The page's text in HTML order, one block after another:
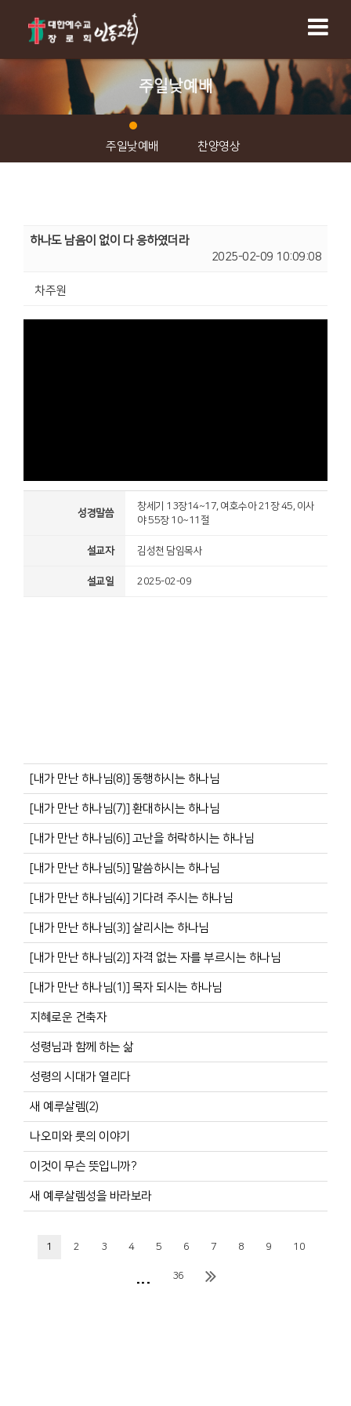
주일낮예배
주일낮예배 찬양영상
하나도 남음이 없이 다 응하였더라
2025-02-09 10:09:08
차주원
성경말씀
창세기 13장14~17, 여호수아 21장 45, 이사
야 55장 10~11절
설교자 김성천 담임목사
설교일 2025-02-09
[내가 만난 하나님(8)] 동행하시는 하나님
[내가 만난 하나님(7)] 환대하시는 하나님
[내가 만난 하나님(6)] 고난을 허락하시는 하나님
[내가 만난 하나님(5)] 말씀하시는 하나님
[내가 만난 하나님(4)] 기다려 주시는 하나님
[내가 만난 하나님(3)] 살리시는 하나님
[내가 만난 하나님(2)] 자격 없는 자를 부르시는 하나님
[내가 만난 하나님(1)] 목자 되시는 하나님
지혜로운 건축자
성령님과 함께 하는 삶
성령의 시대가 열리다
새 예루살렘(2)
나오미와 룻의 이야기
이것이 무슨 뜻입니까?
새 예루살렘성을 바라보라
1 2 3 4 5 6 7 8 9 10
... 36